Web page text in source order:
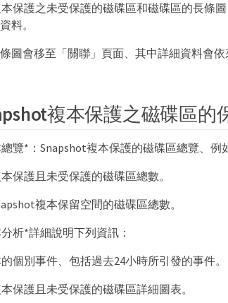
保護之未受保護的磁碟區和磁碟區的長條
料。
圖會移至「關聯」頁面、其中詳細資料會依
複本保護之磁碟區的
覽*：Snapshot複本保護的磁碟區總覽、例
保護且未受保護的磁碟區總數。
複本保留空間的磁碟區總數。
析*詳細說明下列資訊：
個別事件、包括過去24小時所引發的事件。
保護且未受保護的磁碟區詳細圖表。